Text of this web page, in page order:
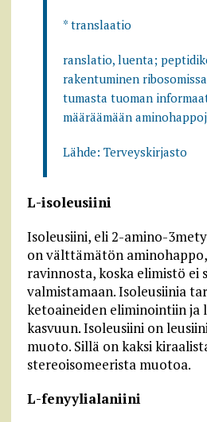
* translaatio
ranslatio, luenta;
rakentuminen
tumasta tuoman
määräämään
Lähde: Terveyskirjasto
L-isoleusiini
Isoleusiini, eli 2-amino-
on välttämätön
ravinnosta, koska elimistö ei
valmistamaan. Isoleusiinia
ketoaineiden eliminointiin ja
kasvuun. Isoleusiini on
muoto. Sillä on kaksi
stereoisomeerista muotoa.
L-fenyylialaniini